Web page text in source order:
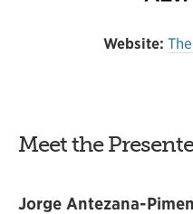
Website:
Meet the
Jorge Antezana-